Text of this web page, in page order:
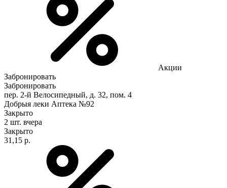
Акции
Забронировать
Забронировать
пер. 2-й Велосипедный, д. 32, пом. 4
Добрыя леки Аптека №92
Закрыто
2 шт. вчера
Закрыто
31,15 р.